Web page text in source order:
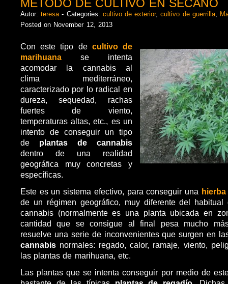
MÉTODO DE CULTIVO EN SECANO
Autor:teresa - Categories: cultivo de exterior,cultivo de guerrilla,
Posted on November 12, 2013
Con este tipo de cultivo de
marihuana se intenta
acomodar la cannabis al
clima mediterráneo,
caracterizado por lo radical en
dureza, sequedad, rachas
fuertes de viento,
temperaturas altas, etc., es un
intento de conseguir un tipo
de plantas de cannabis
dentro de una realidad
geográfica muy concretas y
específicas.
Este es un sistema efectivo, para conseguir una
de un régimen geográfico, muy diferente del
cannabis (normalmente es una planta ubicada en
cantidad que se consigue al final pesa mucho
resuelve una serie de inconvenientes que surgen en
cannabis normales: regado, calor, ramaje, viento,
las plantas de marihuana, etc.
Las plantas que se intenta conseguir por medio de